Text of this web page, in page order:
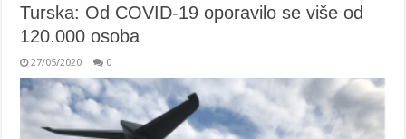
Turska: Od COVID-19 oporavilo se više od
120.000 osoba
27/05/2020 0